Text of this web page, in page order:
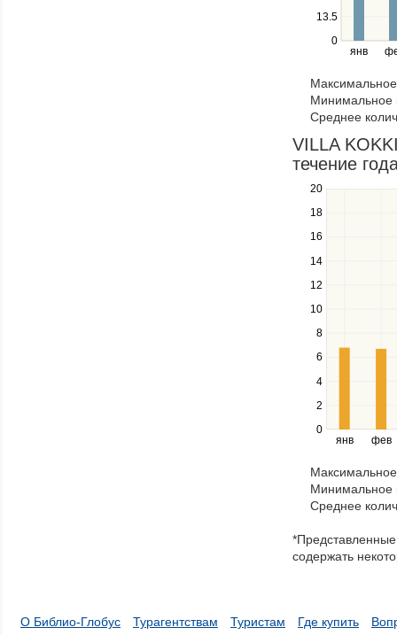
янв
0
13.5
and
right
navigate
through
items
in
a
series.
Минимальное
Среднее
VILLA
течение
янв фев
0
2
4
6
8
10
12
14
16
18
20
Use
the
and
down
to
navigate
series.
Use
the
and
right
navigate
through
items
a
series.
Минимальное
Среднее
содержать
О Библио-Глобус Турагентствам Туристам Где купить